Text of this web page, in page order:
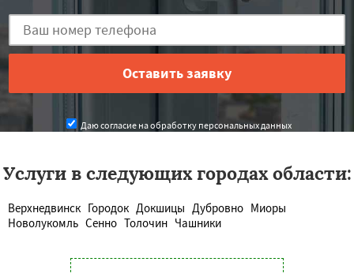
Даю согласие на обработку персональных данных
Услуги в следующих городах области:
Верхнедвинск Городок Докшицы Дубровно Миоры
Новолукомль Сенно Толочин Чашники